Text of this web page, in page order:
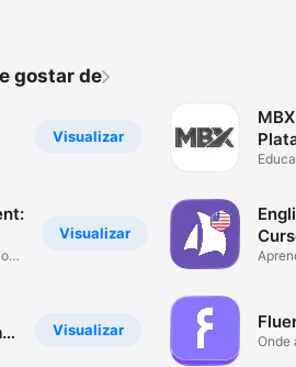
gostar de
Visualizar
Visualizar
Visualizar
de
Onde